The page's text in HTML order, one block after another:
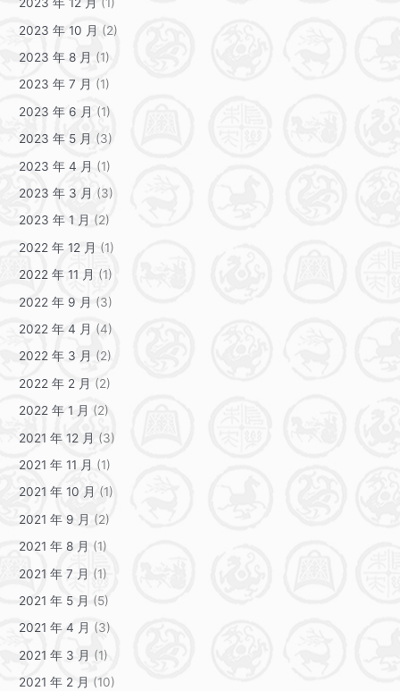
2023 年 10 月 (2)
2023 年 8 月 (1)
2023 年 7 月 (1)
2023 年 6 月 (1)
2023 年 5 月 (3)
2023 年 4 月 (1)
2023 年 3 月 (3)
2023 年 1 月 (2)
2022 年 12 月 (1)
2022 年 11 月 (1)
2022 年 9 月 (3)
2022 年 4 月 (4)
2022 年 3 月 (2)
2022 年 2 月 (2)
2022 年 1 月 (2)
2021 年 12 月 (3)
2021 年 11 月 (1)
2021 年 10 月 (1)
2021 年 9 月 (2)
2021 年 8 月 (1)
2021 年 7 月 (1)
2021 年 5 月 (5)
2021 年 4 月 (3)
2021 年 3 月 (1)
2021 年 2 月 (10)